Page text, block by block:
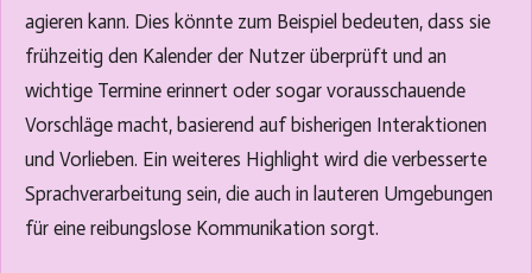
agieren kann. Dies könnte zum Beispiel bedeuten, dass sie
frühzeitig den Kalender der Nutzer überprüft und an
wichtige Termine erinnert oder sogar vorausschauende
Vorschläge macht, basierend auf bisherigen Interaktionen
und Vorlieben. Ein weiteres Highlight wird die verbesserte
Sprachverarbeitung sein, die auch in lauteren Umgebungen
für eine reibungslose Kommunikation sorgt.